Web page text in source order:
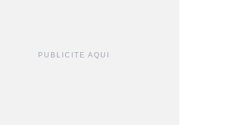
PUBLICITE AQUI